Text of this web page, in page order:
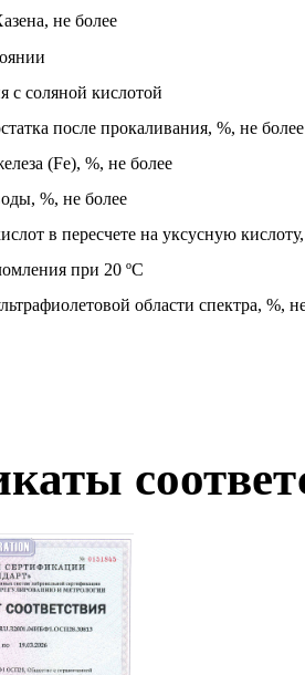
не более
с соляной кислотой
после прокаливания, %, не более
(Fe), %, не более
%, не более
в пересчете на уксусную
при 20 ºС
области спектра, %,